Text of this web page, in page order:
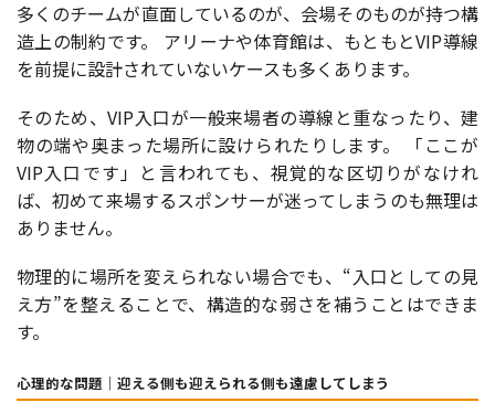
多くのチームが直面しているのが、会場そのものが持つ構
造上の制約です。 アリーナや体育館は、もともとVIP導線
を前提に設計されていないケースも多くあります。
そのため、VIP入口が一般来場者の導線と重なったり、建
物の端や奥まった場所に設けられたりします。 「ここが
VIP入口です」と言われても、視覚的な区切りがなけれ
ば、初めて来場するスポンサーが迷ってしまうのも無理は
ありません。
物理的に場所を変えられない場合でも、“入口としての見
え方”を整えることで、構造的な弱さを補うことはできま
す。
心理的な問題｜迎える側も迎えられる側も遠慮してしまう